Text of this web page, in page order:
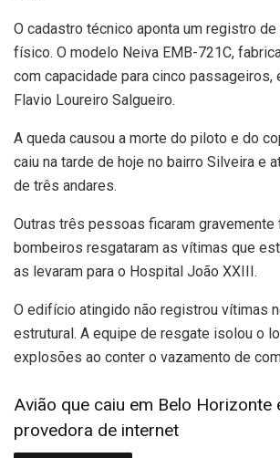
O cadastro técnico aponta um registro
físico. O modelo Neiva EMB-721C,
com capacidade para cinco passageiros,
Flavio Loureiro Salgueiro.
A queda causou a morte do piloto e do
caiu na tarde de hoje no bairro Silveira e
de três andares.
Outras três pessoas ficaram gravemente
bombeiros resgataram as vítimas que
as levaram para o Hospital João XXIII.
O edifício atingido não registrou vítimas
estrutural. A equipe de resgate isolou o
explosões ao conter o vazamento de
Avião que caiu em Belo Horizonte
provedora de internet